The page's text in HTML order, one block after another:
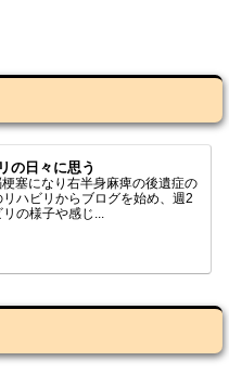
の日々に思う
塞になり右半身麻痺の後遺症の
ハビリからブログを始め、週2
の様子や感じ...